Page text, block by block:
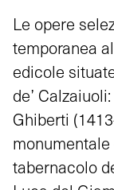
Le opere
temporanea
edicole
de’
Ghiberti
tabernacolo